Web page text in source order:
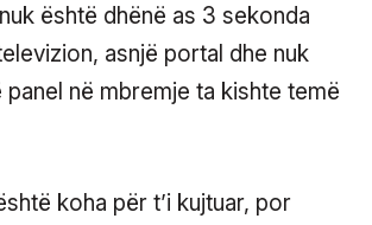
është dhënë as 3 sekonda
asnjë portal dhe nuk
panel në mbremje ta kishte temë
koha për t’i kujtuar, por